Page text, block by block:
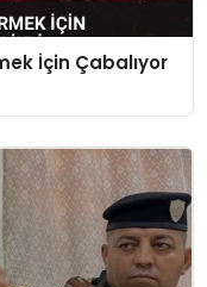
İçin Çabalıyor